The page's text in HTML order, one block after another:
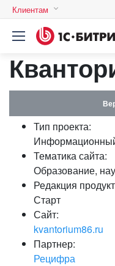
Клиентам
Тип проекта:
Тематика сайта:
Образование,
Редакция
Старт
Сайт:
kvantorium86.ru
Партнер:
Рецифра